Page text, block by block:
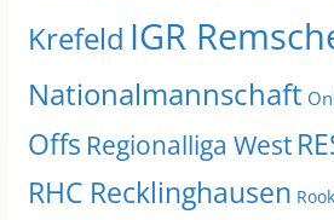
Krefeld IGR
Nationalmannschaft
Offs Regionalliga West
RHC Recklinghausen